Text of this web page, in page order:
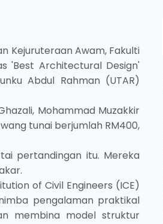
Kejuruteraan Awam, Fakulti
'Best Architectural Design'
Abdul Rahman (UTAR)
Mohammad Muzakkir
tunai berjumlah RM400,
pertandingan itu. Mereka
of Civil Engineers (ICE)
pengalaman praktikal
membina model struktur